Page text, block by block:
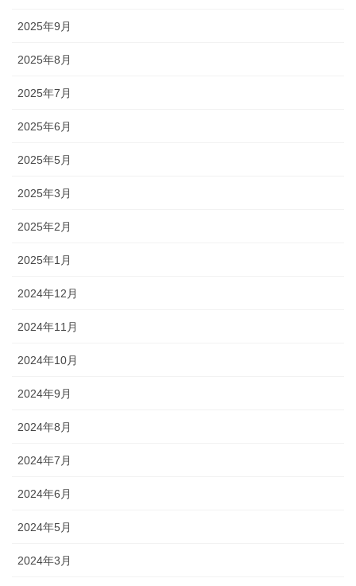
2025年9月
2025年8月
2025年7月
2025年6月
2025年5月
2025年3月
2025年2月
2025年1月
2024年12月
2024年11月
2024年10月
2024年9月
2024年8月
2024年7月
2024年6月
2024年5月
2024年3月